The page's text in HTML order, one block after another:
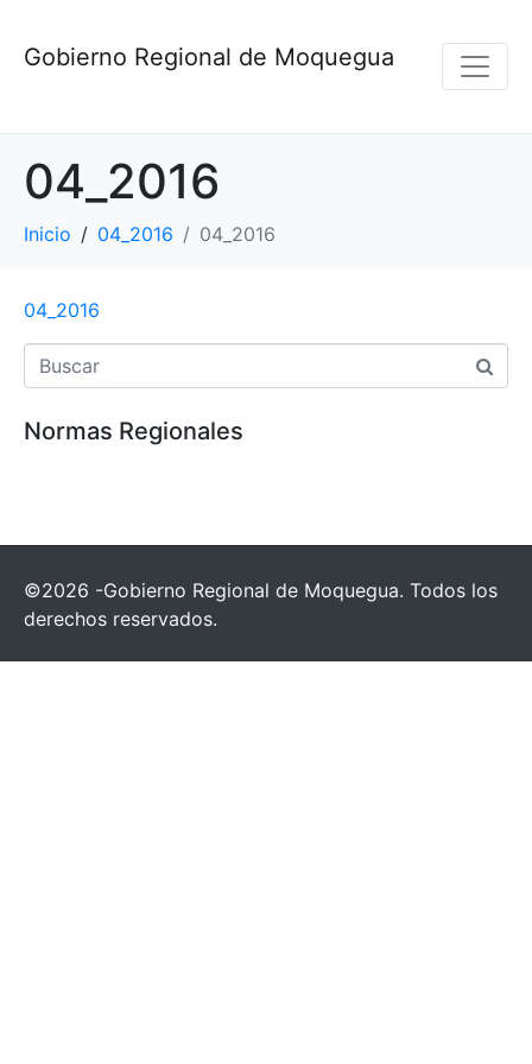
Gobierno Regional de Moquegua
04_2016
Inicio 04_2016 04_2016
04_2016
Normas Regionales
©2026 -Gobierno Regional de Moquegua. Todos los
derechos reservados.